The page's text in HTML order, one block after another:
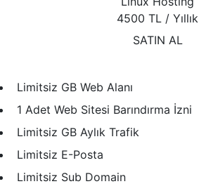
4500 TL / Yıllık
SATIN AL
Limitsiz GB Web Alanı
1 Adet Web Sitesi Barındırma İzni
Limitsiz GB Aylık Trafik
Limitsiz E-Posta
Limitsiz Sub Domain